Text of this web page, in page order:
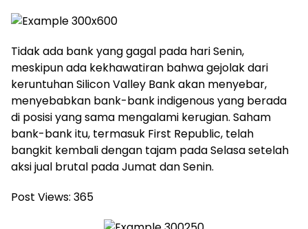
Tidak ada bank yang gagal pada hari Senin,
meskipun ada kekhawatiran bahwa gejolak dari
keruntuhan Silicon Valley Bank akan menyebar,
menyebabkan bank-bank indigenous yang berada
di posisi yang sama mengalami kerugian. Saham
bank-bank itu, termasuk First Republic, telah
bangkit kembali dengan tajam pada Selasa setelah
aksi jual brutal pada Jumat dan Senin.
Post Views: 365